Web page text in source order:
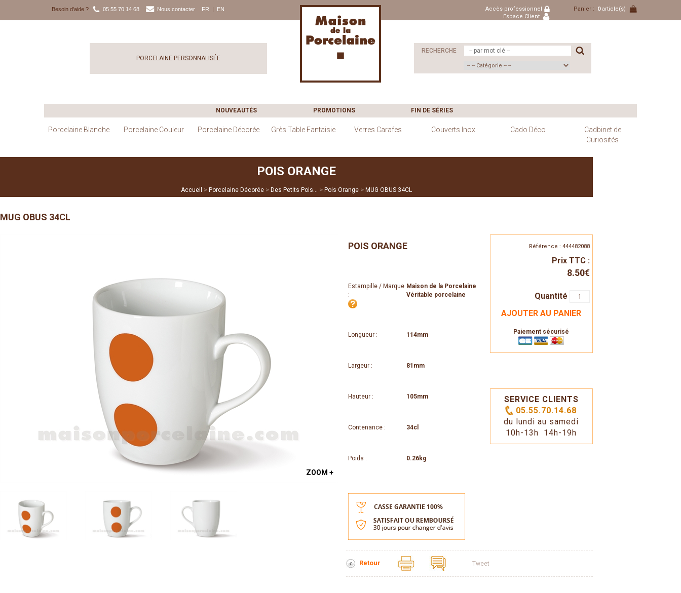
Besoin d'aide ? 05 55 70 14 68 Nous contacter FR | EN
Accès professionnel
Espace Client
Panier : 0article(s)
RECHERCHE
PORCELAINE PERSONNALISÉE
NOUVEAUTÉS PROMOTIONS FIN DE SÉRIES
Porcelaine Blanche Porcelaine Couleur Porcelaine Décorée Grès Table Fantaisie Verres Carafes Couverts Inox Cado Déco
Cadbinet de
Curiosités
POIS ORANGE
Accueil > Porcelaine Décorée > Des Petits Pois… > Pois Orange > MUG OBUS 34CL
MUG OBUS 34CL
ZOOM +
Référence : 444482088
Prix TTC :
8.50€
Quantité
AJOUTER AU PANIER
Paiement sécurisé
SERVICE CLIENTS
05.55.70.14.68
du lundi au samedi
10h-13h 14h-19h
POIS ORANGE
Estampille / Marque
:
Maison de la Porcelaine
Véritable porcelaine
Longueur : 114mm
Largeur : 81mm
Hauteur : 105mm
Contenance : 34cl
Poids : 0.26kg
Retour Tweet